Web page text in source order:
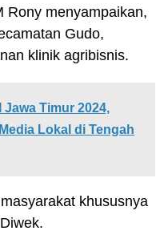
Rony menyampaikan,
Gudo,
klinik agribisnis.
Jawa Timur 2024,
Lokal di Tengah
khususnya